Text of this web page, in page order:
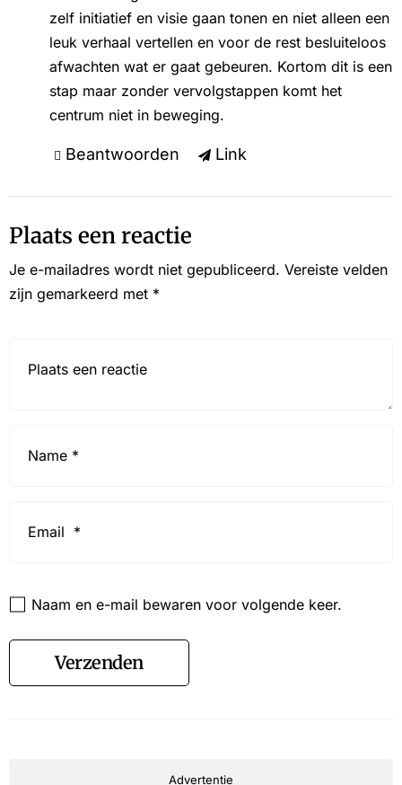
zelf initiatief en visie gaan tonen en niet alleen een
leuk verhaal vertellen en voor de rest besluiteloos
afwachten wat er gaat gebeuren. Kortom dit is een
stap maar zonder vervolgstappen komt het
centrum niet in beweging.
Beantwoorden Link
Plaats een reactie
Je e-mailadres wordt niet gepubliceerd. Vereiste velden
zijn gemarkeerd met *
Naam en e-mail bewaren voor volgende keer.
Verzenden
Advertentie